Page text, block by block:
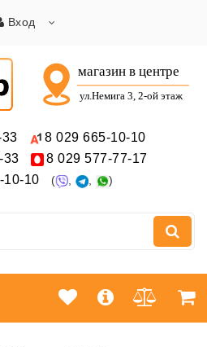
Вход
8 029 665-10-10
33 8 029 577-77-17
10-10 ( , , )